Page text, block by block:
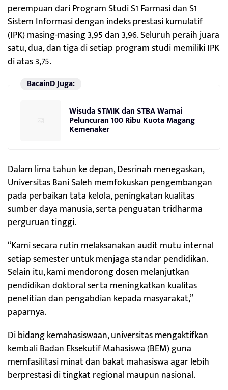
perempuan dari Program Studi S1 Farmasi dan S1
Sistem Informasi dengan indeks prestasi kumulatif
(IPK) masing-masing 3,95 dan 3,96. Seluruh peraih juara
satu, dua, dan tiga di setiap program studi memiliki IPK
di atas 3,75.
BacainD Juga:
Wisuda STMIK dan STBA Warnai
Peluncuran 100 Ribu Kuota Magang
Kemenaker
Dalam lima tahun ke depan, Desrinah menegaskan,
Universitas Bani Saleh memfokuskan pengembangan
pada perbaikan tata kelola, peningkatan kualitas
sumber daya manusia, serta penguatan tridharma
perguruan tinggi.
“Kami secara rutin melaksanakan audit mutu internal
setiap semester untuk menjaga standar pendidikan.
Selain itu, kami mendorong dosen melanjutkan
pendidikan doktoral serta meningkatkan kualitas
penelitian dan pengabdian kepada masyarakat,”
paparnya.
Di bidang kemahasiswaan, universitas mengaktifkan
kembali Badan Eksekutif Mahasiswa (BEM) guna
memfasilitasi minat dan bakat mahasiswa agar lebih
berprestasi di tingkat regional maupun nasional.